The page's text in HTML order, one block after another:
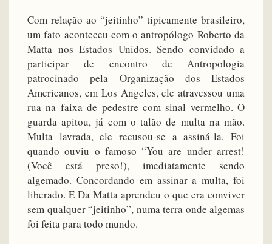
Com relação ao “jeitinho” tipicamente brasileiro,
um fato aconteceu com o antropólogo Roberto da
Matta nos Estados Unidos. Sendo convidado a
participar de encontro de Antropologia
patrocinado pela Organização dos Estados
Americanos, em Los Angeles, ele atravessou uma
rua na faixa de pedestre com sinal vermelho. O
guarda apitou, já com o talão de multa na mão.
Multa lavrada, ele recusou-se a assiná-la. Foi
quando ouviu o famoso “You are under arrest!
(Você está preso!), imediatamente sendo
algemado. Concordando em assinar a multa, foi
liberado. E Da Matta aprendeu o que era conviver
sem qualquer “jeitinho”, numa terra onde algemas
foi feita para todo mundo.